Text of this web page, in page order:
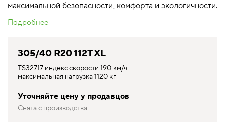
максимальной безопасности, комфорта и экологичности.
Подробнее
305/40 R20 112T XL
TS32717 индекс скорости 190 км/ч
максимальная нагрузка 1120 кг
Уточняйте цену у продавцов
Снята с производства